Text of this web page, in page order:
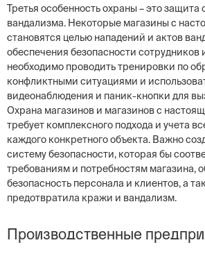
Третья особенность охраны – это защита
вандализма. Некоторые магазины с
становятся целью нападений и актов
обеспечения безопасности сотрудников
необходимо проводить тренировки по
конфликтными ситуациями и
видеонаблюдения и паник-кнопки для
Охрана магазинов и магазинов с
требует комплексного подхода и учета
каждого конкретного объекта. Важно
систему безопасности, которая бы
требованиям и потребностям магазина,
безопасность персонала и клиентов, а
предотвратила кражи и вандализм.
Производственные